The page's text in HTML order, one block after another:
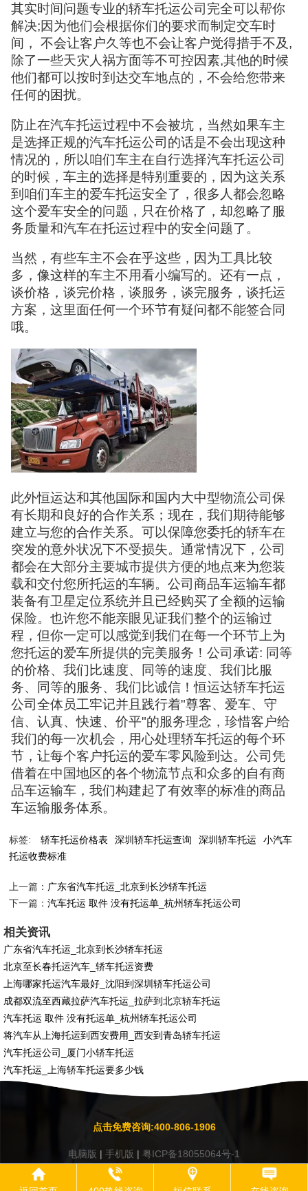
其实时间问题专业的轿车托运公司完全可以帮你
解决;因为他们会根据你们的要求而制定交车时
间， 不会让客户久等也不会让客户觉得措手不及,
除了一些天灾人祸方面等不可控因素,其他的时候
他们都可以按时到达交车地点的，不会给您带来
任何的困扰。
防止在汽车托运过程中不会被坑，当然如果车主
是选择正规的汽车托运公司的话是不会出现这种
情况的，所以咱们车主在自行选择汽车托运公司
的时候，车主的选择是特别重要的，因为这关系
到咱们车主的爱车托运安全了，很多人都会忽略
这个爱车安全的问题，只在价格了，却忽略了服
务质量和汽车在托运过程中的安全问题了。
当然，有些车主不会在乎这些，因为工具比较
多，像这样的车主不用看小编写的。还有一点，
谈价格，谈完价格，谈服务，谈完服务，谈托运
方案，这里面任何一个环节有疑问都不能签合同
哦。
此外恒运达和其他国际和国内大中型物流公司保
有长期和良好的合作关系；现在，我们期待能够
建立与您的合作关系。可以保障您委托的轿车在
突发的意外状况下不受损失。通常情况下，公司
都会在大部分主要城市提供方便的地点来为您装
载和交付您所托运的车辆。公司商品车运输车都
装备有卫星定位系统并且已经购买了全额的运输
保险。也许您不能亲眼见证我们整个的运输过
程，但你一定可以感觉到我们在每一个环节上为
您托运的爱车所提供的完美服务！公司承诺: 同等
的价格、我们比速度、同等的速度、我们比服
务、同等的服务、我们比诚信！恒运达轿车托运
公司全体员工牢记并且践行着"尊客、爱车、守
信、认真、快速、价平"的服务理念，珍惜客户给
我们的每一次机会，用心处理轿车托运的每个环
节，让每个客户托运的爱车零风险到达。公司凭
借着在中国地区的各个物流节点和众多的自有商
品车运输车，我们构建起了有效率的标准的商品
车运输服务体系。
标签: 轿车托运价格表 深圳轿车托运查询 深圳轿车托运
小汽车
托运收费标准
上一篇： 广东省汽车托运_北京到长沙轿车托运
下一篇：汽车托运 取件 没有托运单_杭州轿车托运公司
相关资讯
广东省汽车托运_北京到长沙轿车托运
北京至长春托运汽车_轿车托运资费
上海哪家托运汽车最好_沈阳到深圳轿车托运公司
成都双流至西藏拉萨汽车托运_拉萨到北京轿车托运
汽车托运 取件 没有托运单_杭州轿车托运公司
将汽车从上海托运到西安费用_西安到青岛轿车托运
汽车托运公司_厦门小轿车托运
汽车托运_上海轿车托运要多少钱
点击免费咨询:400-806-1906
电脑版 | 手机版 | 粤ICP备18055064号-1